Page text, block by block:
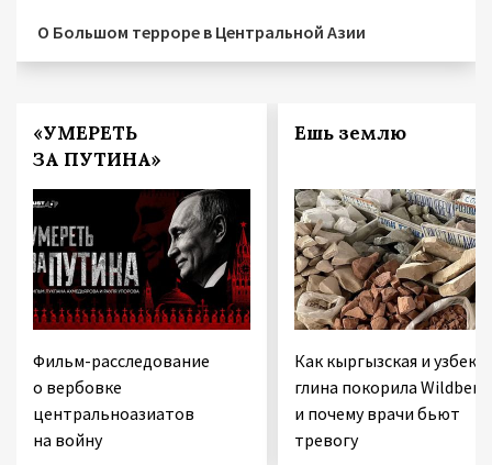
О Большом терроре в Центральной Азии
«УМЕРЕТЬ
ЗА ПУТИНА»
Фильм-расследование
о вербовке
центральноазиатов
на войну
Ешь землю
Как кыргызская и
глина покорила
и почему врачи бьют
тревогу